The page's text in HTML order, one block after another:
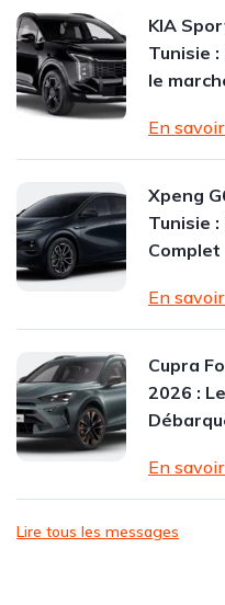
KIA
Tunisie :
le
En
Xpeng
Tunisie
Complet
En
Cupra
2026 :
En
Lire tous les messages